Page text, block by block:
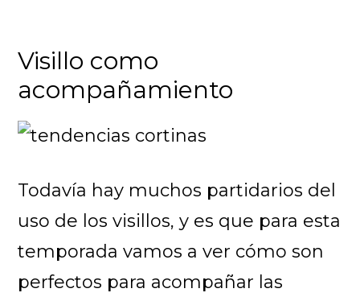
Visillo como
acompañamiento
Todavía hay muchos partidarios del
uso de los visillos, y es que para esta
temporada vamos a ver cómo son
perfectos para acompañar las